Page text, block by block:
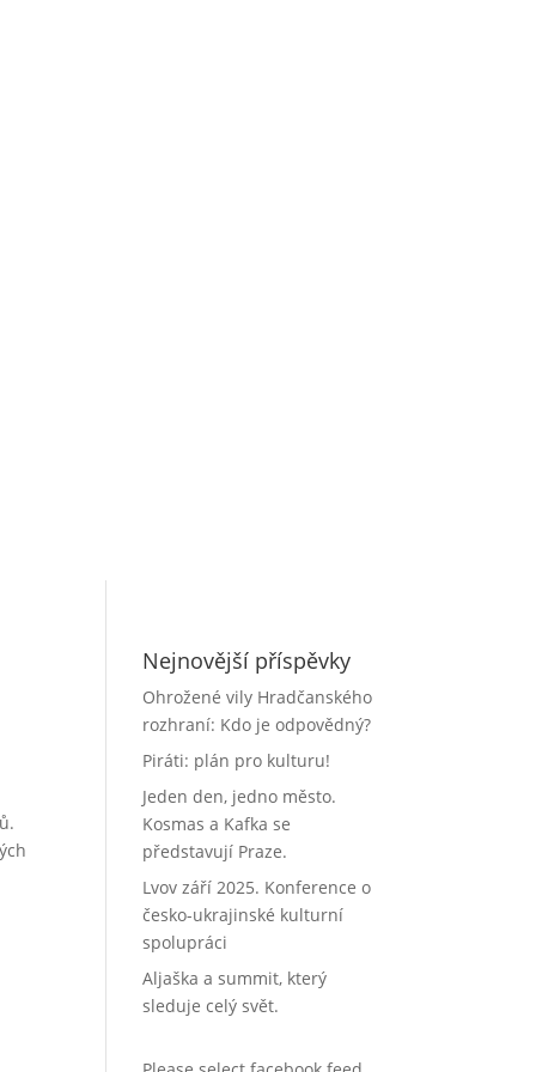
Nejnovější příspěvky
Ohrožené vily Hradčanského
rozhraní: Kdo je odpovědný?
Piráti: plán pro kulturu!
Jeden den, jedno město.
Kosmas a Kafka se
představují Praze.
Lvov září 2025. Konference o
česko-ukrajinské kulturní
spolupráci
Aljaška a summit, který
sleduje celý svět.